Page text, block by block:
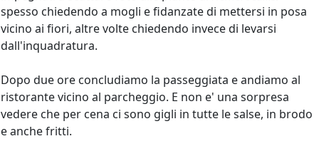
spesso chiedendo a mogli e fidanzate di mettersi in posa
vicino ai fiori, altre volte chiedendo invece di levarsi
dall'inquadratura.
Dopo due ore concludiamo la passeggiata e andiamo al
ristorante vicino al parcheggio. E non e' una sorpresa
vedere che per cena ci sono gigli in tutte le salse, in brodo
e anche fritti.